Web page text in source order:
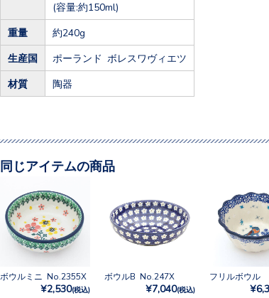
(容量:約150ml)
重量 約240g
生産国 ポーランド ボレスワヴィエツ
材質 陶器
同じアイテムの商品
ボウルミニ No.2355X
¥2,530(税込)
ボウルB No.247X
¥7,040(税込)